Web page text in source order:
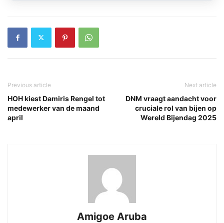
Previous article
HOH kiest Damiris Rengel tot
medewerker van de maand
april
Next article
DNM vraagt aandacht voor
cruciale rol van bijen op
Wereld Bijendag 2025
Amigoe Aruba